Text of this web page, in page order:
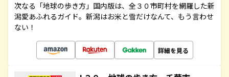
次なる「地球の歩き方」国内版は、全３０市町村を網羅した新
潟愛あふれるガイド。新潟はお米と雪だけなんて、もう言わせ
ない！
詳細を見る